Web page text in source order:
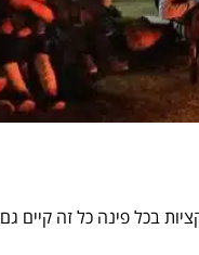
בכל פינה כל זה קיים גם